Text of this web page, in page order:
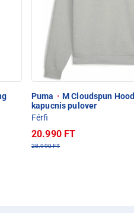
Puma · M Cloudspun
kapucnis pulover
Férfi
20.990 FT
28.990 FT